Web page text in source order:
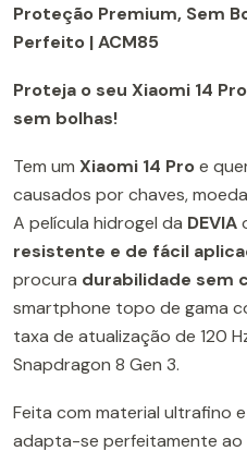
Proteção Premium, Sem
Perfeito | ACM85
Proteja o seu Xiaomi 14
sem bolhas!
Tem um Xiaomi 14 Proe
causados por chaves,
A película hidrogel da DEVIA
resistente e de fácil
procura durabilidade sem
smartphone topo de gama
taxa de atualização de 120
Snapdragon 8 Gen 3.
Feita com material ultrafino
adapta-se perfeitamente ao